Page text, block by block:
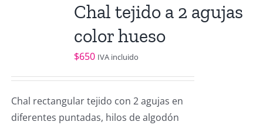
Chal tejido a 2 agujas
color hueso
$650 IVA incluido
Chal rectangular tejido con 2 agujas en
diferentes puntadas, hilos de algodón